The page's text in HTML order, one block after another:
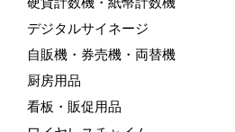
デジタルサイネージ
自販機・券売機・両替機
厨房用品
看板・販促用品